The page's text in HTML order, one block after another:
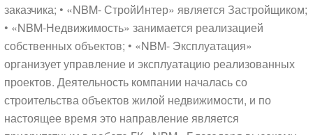
заказчика; • «NBM- СтройИнтер» является Застройщиком;
• «NBM-Недвижимость» занимается реализацией
собственных объектов; • «NBM- Эксплуатация»
организует управление и эксплуатацию реализованных
проектов. Деятельность компании началась со
строительства объектов жилой недвижимости, и по
настоящее время это направление является